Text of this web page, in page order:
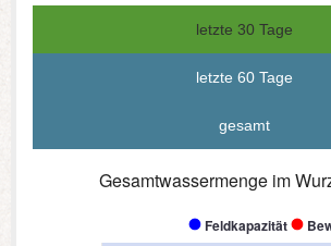
letzte 30 Tage
letzte 60 Tage
gesamt